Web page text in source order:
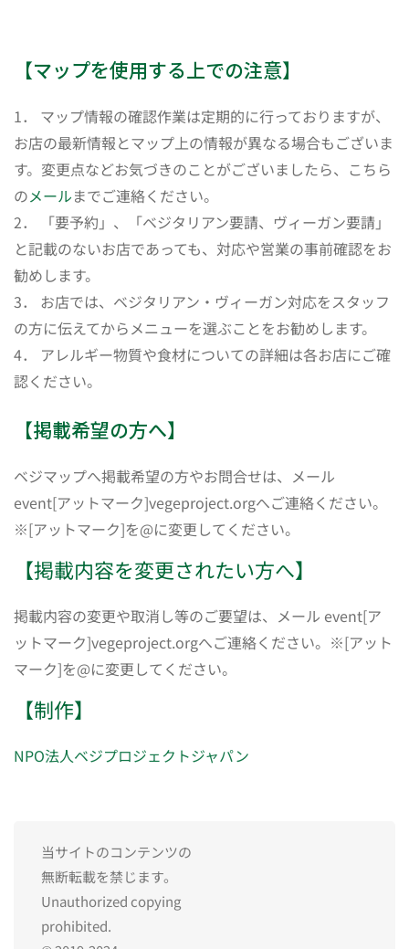
【マップを使用する上での注意】
1． マップ情報の確認作業は定期的に行っておりますが、
お店の最新情報とマップ上の情報が異なる場合もございま
す。変更点などお気づきのことがございましたら、こちら
のメールまでご連絡ください。
2． 「要予約」、「ベジタリアン要請、ヴィーガン要請」
と記載のないお店であっても、対応や営業の事前確認をお
勧めします。
3． お店では、ベジタリアン・ヴィーガン対応をスタッフ
の方に伝えてからメニューを選ぶことをお勧めします。
4． アレルギー物質や食材についての詳細は各お店にご確
認ください。
【掲載希望の方へ】
ベジマップへ掲載希望の方やお問合せは、メール
event[アットマーク]vegeproject.orgへご連絡ください。
※[アットマーク]を@に変更してください。
【掲載内容を変更されたい方へ】
掲載内容の変更や取消し等のご要望は、メール event[ア
ットマーク]vegeproject.orgへご連絡ください。※[アット
マーク]を@に変更してください。
【制作】
NPO法人ベジプロジェクトジャパン
当サイトのコンテンツの
無断転載を禁じます。
Unauthorized copying
prohibited.